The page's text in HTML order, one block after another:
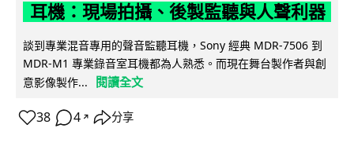
耳機：現場拍攝、後製監聽與人聲利器
談到專業混音專用的聲音監聽耳機，Sony 經典 MDR-7506 到
MDR-M1 專業錄音室耳機都為人熟悉。而現在舞台製作者與創
意影像製作...
閱讀全文
38 4 ↗ 分享